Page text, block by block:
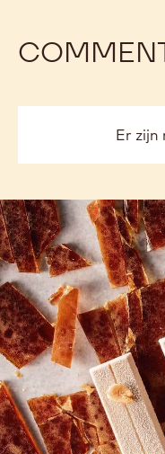
Er zijn